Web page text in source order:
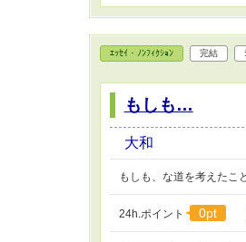
ｴｯｾｲ・ﾉﾝﾌｨｸｼｮﾝ 完結
もしも…
大和
もしも、な道を考えたこ
24h.ポイント 0pt